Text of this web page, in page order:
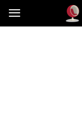
Dekoteria.pl